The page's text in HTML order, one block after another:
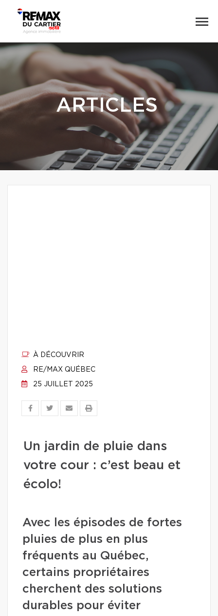
ARTICLES
À DÉCOUVRIR
RE/MAX QUÉBEC
25 JUILLET 2025
Un jardin de pluie dans
votre cour : c’est beau et
écolo!
Avec les épisodes de fortes
pluies de plus en plus
fréquents au Québec,
certains propriétaires
cherchent des solutions
durables pour éviter